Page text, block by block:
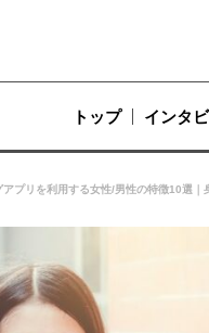
トップ インタ
プリを利用する女性/男性の特徴10選｜